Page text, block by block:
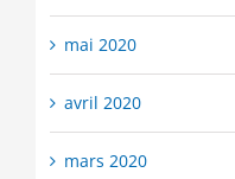
mai 2020
avril 2020
mars 2020